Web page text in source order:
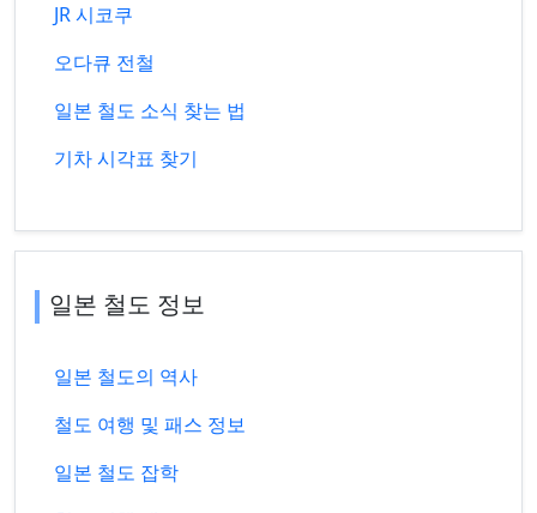
JR 시코쿠
오다큐 전철
일본 철도 소식 찾는 법
기차 시각표 찾기
일본 철도 정보
일본 철도의 역사
철도 여행 및 패스 정보
일본 철도 잡학